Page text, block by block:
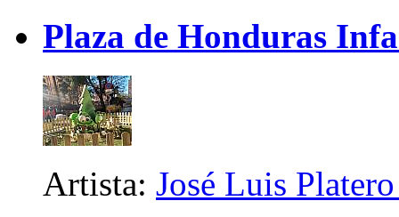
Plaza de Honduras
Artista: José Luis